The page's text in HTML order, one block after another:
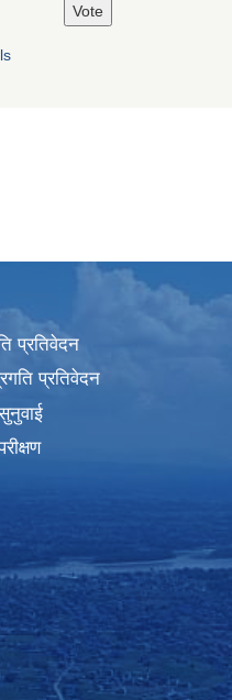
प्रतिवेदन
प्रतिवेदन